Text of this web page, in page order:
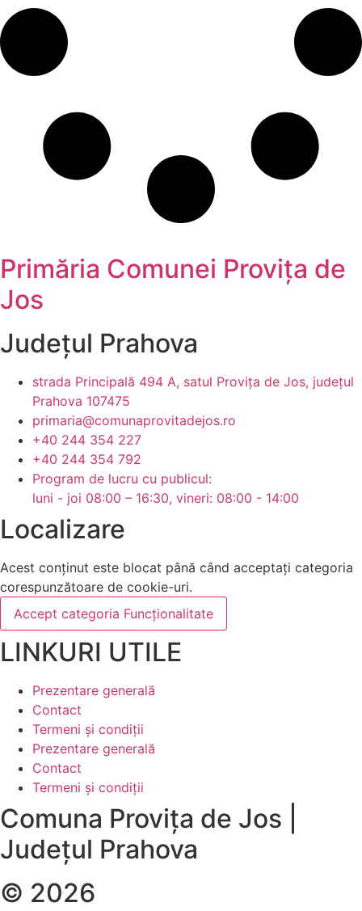
Primăria Comunei Provița de
Jos
Județul Prahova
strada Principală 494 A, satul Provița de Jos, județul
Prahova 107475
primaria@comunaprovitadejos.ro
+40 244 354 227
+40 244 354 792
Program de lucru cu publicul:
luni - joi 08:00 – 16:30, vineri: 08:00 - 14:00
Localizare
Acest conținut este blocat până când acceptați categoria
corespunzătoare de cookie-uri.
Accept categoria Funcționalitate
LINKURI UTILE
Prezentare generală
Contact
Termeni și condiții
Prezentare generală
Contact
Termeni și condiții
Comuna Provița de Jos |
Județul Prahova
© 2026